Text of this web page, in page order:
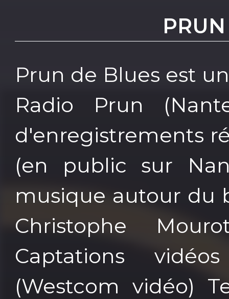
Prun de Blues est
Radio Prun
d'enregistrements
(en public sur
musique autour du
Christophe
Captations
(Westcom vidéo)